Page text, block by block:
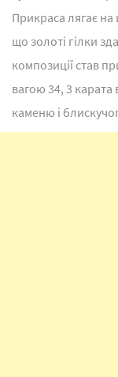
Прикраса лягає
що золоті гілки
композиції став
вагою 34, 3 карата
каменю і